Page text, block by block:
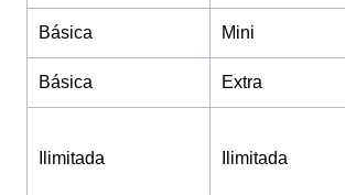
Básica Mini
Básica Extra
Ilimitada Ilimitada